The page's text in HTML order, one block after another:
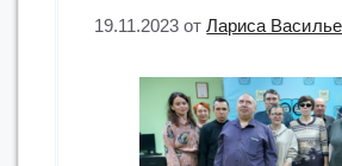
19.11.2023 отЛариса